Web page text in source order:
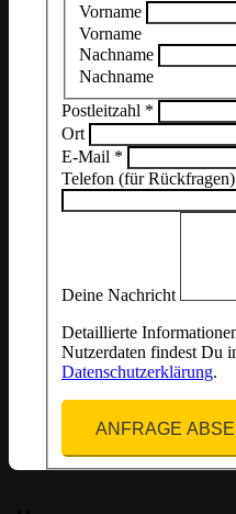
Vorname
Vorname
Nachname
Nachname
Postleitzahl *
Ort
E-Mail *
Telefon (für Rückfragen)
Deine Nachricht
Detaillierte
Nutzerdaten findest Du
Datenschutzerklärung.
ANFRAGE